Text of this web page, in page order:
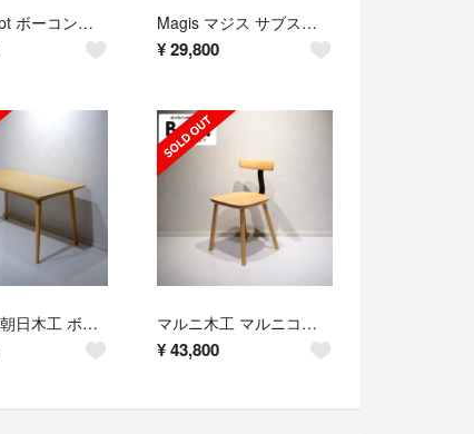
BoConcept ボーコンセプト LUGANO ルガーノ テレビボード Magis マジス サブスタンス アームチェア ダイニングチェア
¥29,800
未使用品 朝日木工 ボスコプラス ルンダ ダイニングテーブル 木製 マルニ木工 マルニコレクション T&O T1チェア ダイニングチェア
¥43,800